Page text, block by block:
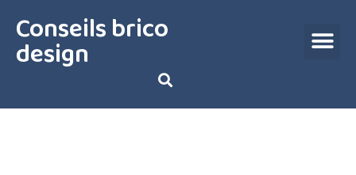
Conseils brico
design